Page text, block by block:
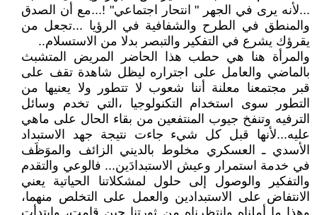
...لأنه يرى في الجهر " انتحار اجتماعي" !...مع أن الصدق
والمنطق في الطرح والشفافية في الرؤيا ...تجعل من
يقرؤك يشرع في التفكير والتبصر بدلا من الاستسلام..
والمرأة هنا هي حطب هذا الحاضر المريض المتشبث
بالماضي والعامل على اجتراره ليظل شاهدة تقف على
قبر مجتمعنا معلنة أننا شعوب لا تتطور ولا يعنيها من
التطور سوى استخدام التكنولوجيا ،التي تخدم وسائل
الترفيه وتنفخ جيوب المنتفعين من بقاء الحال على ماهي
عليه...لأنها قبل كل شيء جاءت نتيجة جهد الاستبداد
الأسدي ـ العسكري مخلوط بالديني الزائف والموَظَف
في خدمة استمرار وعيش الاستبدادَين... فالوعي والتقدم
والتفكير والوصول إلى حلول لمشكلاتنا الحياتية يعني
الانتفاض على الاستبدادين والعمل على التخلص منهما،